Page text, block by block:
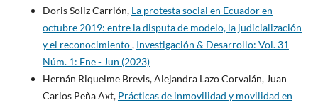
Doris Soliz Carrión, La protesta social en Ecuador en
octubre 2019: entre la disputa de modelo, la judicialización
y el reconocimiento, Investigación & Desarrollo: Vol. 31
Núm. 1: Ene - Jun (2023)
Hernán Riquelme Brevis, Alejandra Lazo Corvalán, Juan
Carlos Peña Axt, Prácticas de inmovilidad y movilidad en